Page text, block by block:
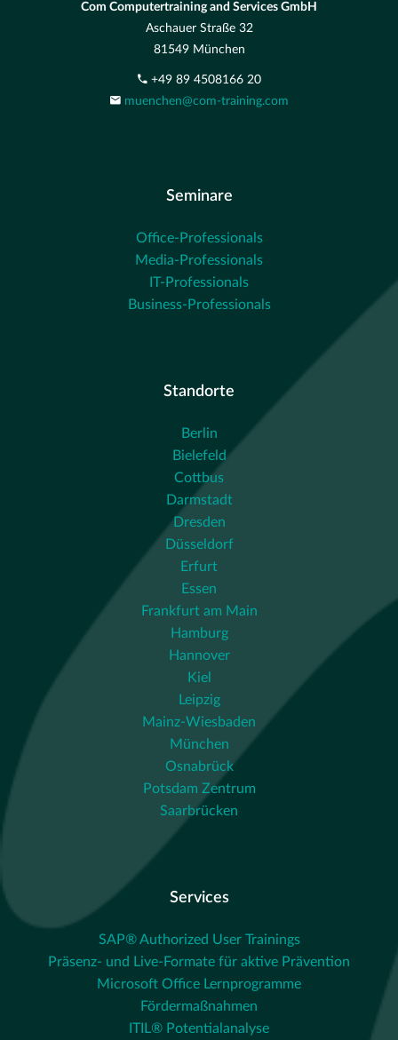
Com Computertraining and Services GmbH
Aschauer Straße 32
81549 München
+49 89 4508166 20
muenchen@com-training.com
Seminare
Office-Professionals
Media-Professionals
IT-Professionals
Business-Professionals
Standorte
Berlin
Bielefeld
Cottbus
Darmstadt
Dresden
Düsseldorf
Erfurt
Essen
Frankfurt am Main
Hamburg
Hannover
Kiel
Leipzig
Mainz-Wiesbaden
München
Osnabrück
Potsdam Zentrum
Saarbrücken
Services
SAP® Authorized User Trainings
Präsenz- und Live-Formate für aktive Prävention
Microsoft Office Lernprogramme
Fördermaßnahmen
ITIL® Potentialanalyse